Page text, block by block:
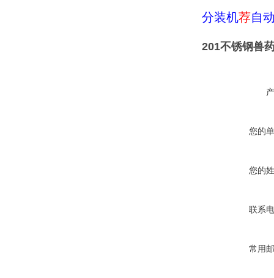
分装机荐自
201不锈钢兽
您的
您的
联系
常用